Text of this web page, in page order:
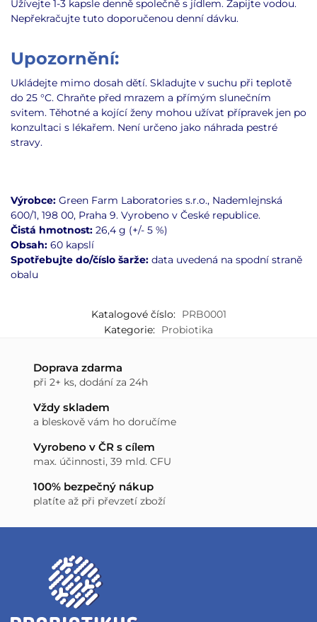
Užívejte 1-3 kapsle denně společně s jídlem. Zapijte vodou.
Nepřekračujte tuto doporučenou denní dávku.
Upozornění:
Ukládejte mimo dosah dětí. Skladujte v suchu při teplotě
do 25 °C. Chraňte před mrazem a přímým slunečním
svitem. Těhotné a kojící ženy mohou užívat přípravek jen po
konzultaci s lékařem. Není určeno jako náhrada pestré
stravy.
Výrobce: Green Farm Laboratories s.r.o., Nademlejnská
600/1, 198 00, Praha 9. Vyrobeno v České republice.
Čistá hmotnost: 26,4 g (+/- 5 %)
Obsah: 60 kapslí
Spotřebujte do/číslo šarže: data uvedená na spodní straně
obalu
Katalogové číslo: PRB0001
Kategorie: Probiotika
Doprava zdarma
při 2+ ks, dodání za 24h
Vždy skladem
a bleskově vám ho doručíme
Vyrobeno v ČR s cílem
max. účinnosti, 39 mld. CFU
100% bezpečný nákup
platíte až při převzetí zboží